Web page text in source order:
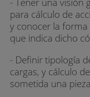
para cálculo de
y conocer la
que indica dicho
- Definir tipología
cargas, y cálculo
sometida una